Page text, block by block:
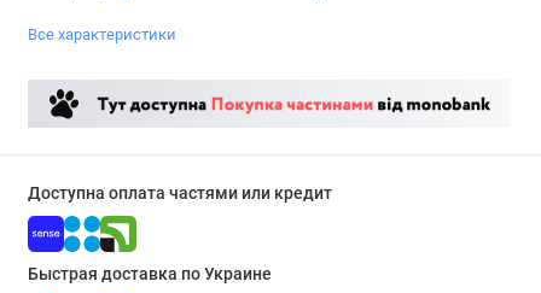
Все характеристики
Доступна оплата частями или кредит
Быстрая доставка по Украине